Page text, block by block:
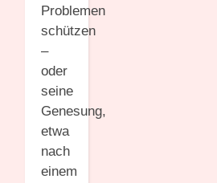
Problemen
schützen
–
oder
seine
Genesung,
etwa
nach
einem